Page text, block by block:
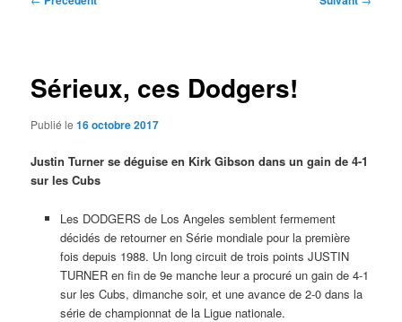
Sérieux, ces Dodgers!
Publié le16 octobre 2017
Justin Turner se déguise en Kirk Gibson dans un gain de 4-1
sur les Cubs
Les DODGERS de Los Angeles semblent fermement
décidés de retourner en Série mondiale pour la première
fois depuis 1988. Un long circuit de trois points JUSTIN
TURNER en fin de 9e manche leur a procuré un gain de 4-1
sur les Cubs, dimanche soir, et une avance de 2-0 dans la
série de championnat de la Ligue nationale.